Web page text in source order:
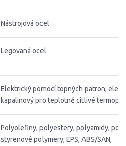
Nástrojová ocel
Legovaná ocel
Elektrický pomocí topných patron;
kapalinový pro teplotně citlivé
Polyolefiny, polyestery, polyamidy,
styrenové polymery, EPS, ABS/SAN,